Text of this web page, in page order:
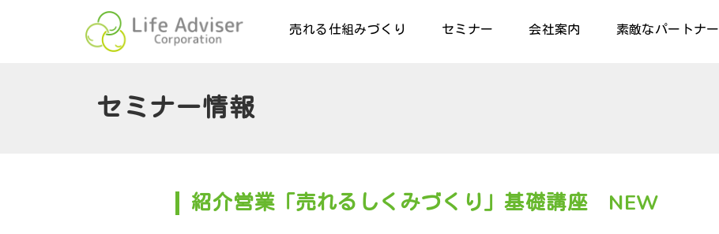
売れる仕組みづくり セミナー 会社案内 素敵なパートナー
セミナー情報
紹介営業「売れるしくみづくり」基礎講座 NEW